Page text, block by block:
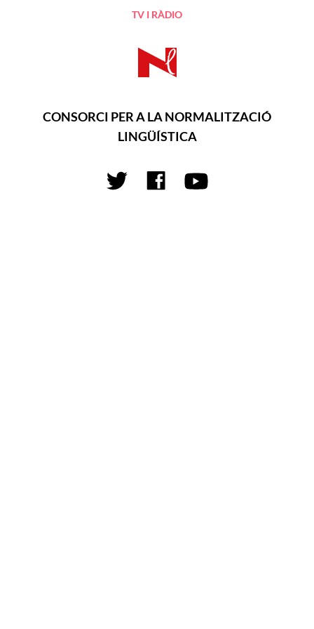
TV I RÀDIO
CONSORCI PER A LA NORMALITZACIÓ
LINGÜÍSTICA